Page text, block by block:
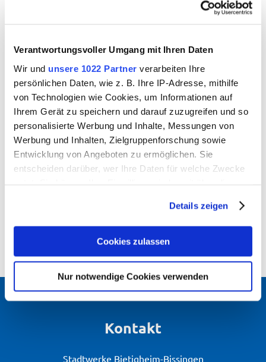
Verantwortungsvoller Umgang mit Ihren Daten
Wir und unsere 1022 Partner verarbeiten Ihre
persönlichen Daten, wie z. B. Ihre IP-Adresse, mithilfe
von Technologien wie Cookies, um Informationen auf
Ihrem Gerät zu speichern und darauf zuzugreifen und so
personalisierte Werbung und Inhalte, Messungen von
Werbung und Inhalten, Zielgruppenforschung sowie
Entwicklung von Angeboten zu ermöglichen. Sie
entscheiden darüber, wer Ihre Daten für welche Zwecke
Trigger Symbol ändern oder widerrufen
Wenn Sie es erlauben, würden wir auch gerne:
Informationen über Ihre geografische Lage erfassen,
Ihr Gerät durch aktives Scannen nach bestimmten
Merkmalen (Fingerprinting) identifizieren
verarbeitet werden, und legen Sie Ihre Präferenzen im
Details zeigen
Cookies zulassen
Nur notwendige Cookies verwenden
Grünwiesenstraße ungehindert passieren.
notwendigen Einschränkungen.
Stadtwerke Bietigheim-Bissingen GmbH
Dateien zum Download
Pressemitteilung Stadtwerke
Kontakt
Stadtwerke Bietigheim-Bissingen